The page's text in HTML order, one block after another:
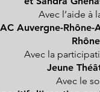
Avec l’aide à
Auvergne-
Avec la
Jeune
Avec le